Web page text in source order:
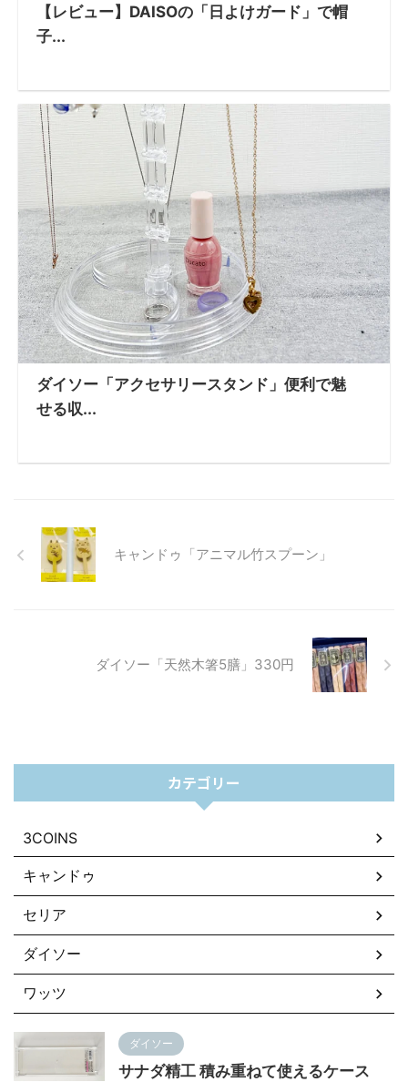
【レビュー】DAISOの「日よけガード」で帽
子...
ダイソー「アクセサリースタンド」便利で魅
せる収...
キャンドゥ「アニマル竹スプーン」
ダイソー「天然木箸5膳」330円
カテゴリー
3COINS
キャンドゥ
セリア
ダイソー
ワッツ
ダイソー
サナダ精工 積み重ねて使えるケース